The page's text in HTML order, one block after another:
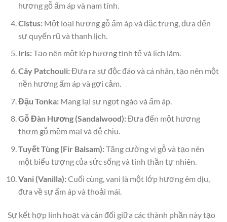
hương gỗ ấm áp và nam tính.
Cistus:Một loại hương gỗ ấm áp và đặc trưng, đưa đến
sự quyến rũ và thanh lịch.
Iris:Tạo nên một lớp hương tinh tế và lịch lãm.
Cây Patchouli:Đưa ra sự độc đáo và cá nhân, tạo nên một
nền hương ấm áp và gợi cảm.
Đậu Tonka:Mang lại sự ngọt ngào và ấm áp.
Gỗ Đàn Hương (Sandalwood):Đưa đến một hương
thơm gỗ mềm mại và dễ chịu.
Tuyết Tùng (Fir Balsam):Tăng cường vị gỗ và tạo nên
một biểu tượng của sức sống và tinh thần tự nhiên.
Vani (Vanilla):Cuối cùng, vani là một lớp hương êm dịu,
đưa về sự ấm áp và thoải mái.
Sự kết hợp linh hoạt và cân đối giữa các thành phần này tạo